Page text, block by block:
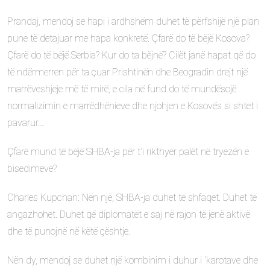
Prandaj, mendoj se hapi i ardhshëm duhet të përfshijë një plan
pune të detajuar me hapa konkretë. Çfarë do të bëjë Kosova?
Çfarë do të bëjë Serbia? Kur do ta bëjnë? Cilët janë hapat që do
të ndërmerren për ta çuar Prishtinën dhe Beogradin drejt një
marrëveshjeje më të mirë, e cila në fund do të mundësojë
normalizimin e marrëdhënieve dhe njohjen e Kosovës si shtet i
pavarur…
Çfarë mund të bëjë SHBA-ja për t’i rikthyer palët në tryezën e
bisedimeve?
Charles Kupchan: Nën një, SHBA-ja duhet të shfaqet. Duhet të
angazhohet. Duhet që diplomatët e saj në rajon të jenë aktivë
dhe të punojnë në këtë çështje.
Nën dy, mendoj se duhet një kombinim i duhur i ‘karotave dhe